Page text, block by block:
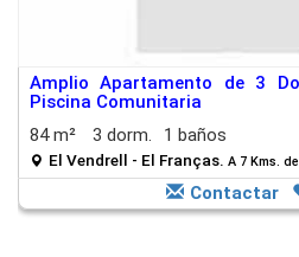
Amplio Apartamento de 3
Piscina Comunitaria
84 m²
3 dorm. 1 baños
El Vendrell - El Franças. A 7 Kms.
Contactar